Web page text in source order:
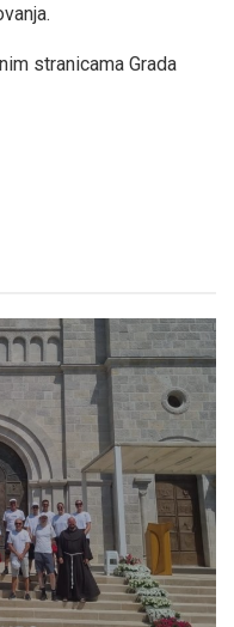
stranicama Grada